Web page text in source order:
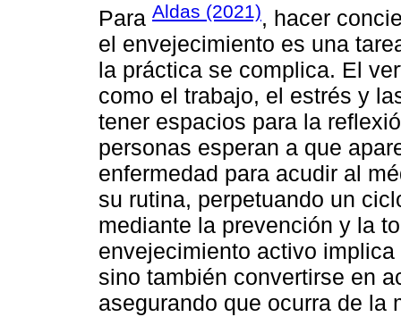
Para Aldas (2021), hacer
el envejecimiento es una
la práctica se complica. El
como el trabajo, el estrés y
tener espacios para la
personas esperan a que
enfermedad para acudir al
su rutina, perpetuando un
mediante la prevención y la
envejecimiento activo
sino también convertirse en
asegurando que ocurra de la